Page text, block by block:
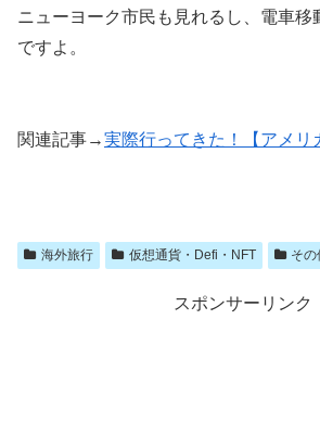
ニューヨーク市民も見れるし、電車移
ですよ。
関連記事→実際行ってきた！【アメリ
海外旅行 仮想通貨・Defi・NFT その
スポンサーリンク